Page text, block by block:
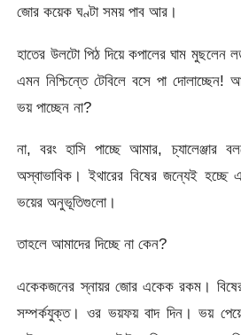
জোর কয়েক ঘণ্টা সময় পাব আর।
হাতের উলটো পিঠ দিয়ে কপালের ঘাম মুছলেন
এমন নিশ্চিন্তে টেবিলে বসে পা
ভয় পাচ্ছেন না?
না, বরং হাসি পাচ্ছে আমার, চ্যালেঞ্জার
অস্বাভাবিক। ইথারের বিষের জন্যেই
ভয়ের অনুভূতিগুলো।
তাহলে আমাদের দিচ্ছে না কেন?
একেকজনের স্নায়র জোর একেক রকম। বিষের
সম্পর্কযুক্ত। ওর ভয়ফয় বাদ দিন। ভয়